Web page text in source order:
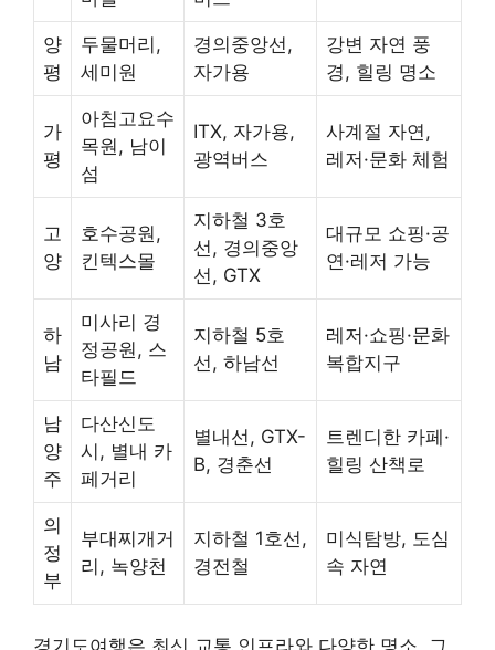
양
평
두물머리,
세미원
경의중앙선,
자가용
강변 자연 풍
경, 힐링 명소
가
평
아침고요수
목원, 남이
섬
ITX, 자가용,
광역버스
사계절 자연,
레저·문화 체험
고
양
호수공원,
킨텍스몰
지하철 3호
선, 경의중앙
선, GTX
대규모 쇼핑·공
연·레저 가능
하
남
미사리 경
정공원, 스
타필드
지하철 5호
선, 하남선
레저·쇼핑·문화
복합지구
남
양
주
다산신도
시, 별내 카
페거리
별내선, GTX-
B, 경춘선
트렌디한 카페·
힐링 산책로
의
정
부
부대찌개거
리, 녹양천
지하철 1호선,
경전철
미식탐방, 도심
속 자연
경기도여행은 최신 교통 인프라와 다양한 명소, 그